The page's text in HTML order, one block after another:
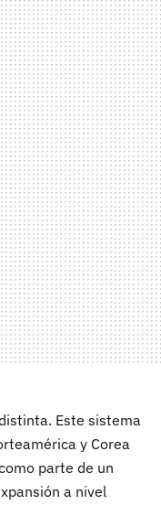
Este sistema
y Corea
parte de un
a nivel